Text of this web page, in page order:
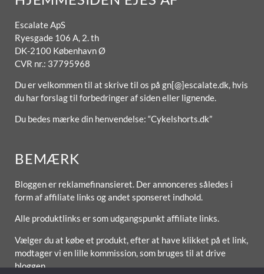
Escalate ApS
Ryesgade 106 A, 2. th
DK-2100 København Ø
CVR nr.: 37795968
Du er velkommen til at skrive til os på gn[@]escalate.dk, hvis
du har forslag til forbedringer af siden eller lignende.
Du bedes mærke din henvendelse: “Cykelshorts.dk”
BEMÆRK
Bloggen er reklamefinansieret. Der annonceres således i
form af affiliate links og andet sponseret indhold.
Alle produktlinks er som udgangspunkt affiliate links.
Vælger du at købe et produkt, efter at have klikket på et link,
modtager vi en lille kommission, som bruges til at drive
bloggen.